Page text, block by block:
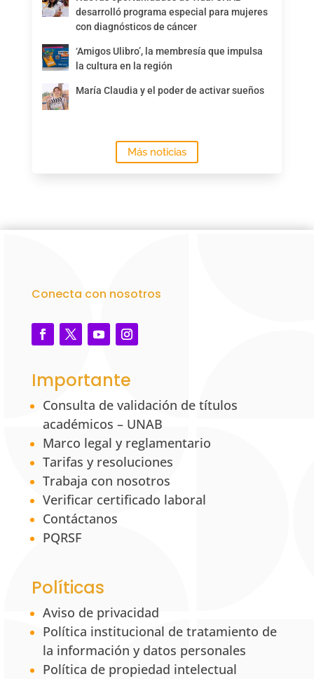
desarrolló programa especial para mujeres
con diagnósticos de cáncer
‘Amigos Ulibro’, la membresía que impulsa
la cultura en la región
María Claudia y el poder de activar sueños
Más noticias
Conecta con nosotros
Importante
Consulta de validación de títulos
académicos – UNAB
Marco legal y reglamentario
Tarifas y resoluciones
Trabaja con nosotros
Verificar certificado laboral
Contáctanos
PQRSF
Políticas
Aviso de privacidad
Política institucional de tratamiento de
la información y datos personales
Política de propiedad intelectual